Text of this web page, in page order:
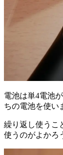
電池は単4電池
ちの電池を使い
繰り返し使うこ
使うのがよかろ